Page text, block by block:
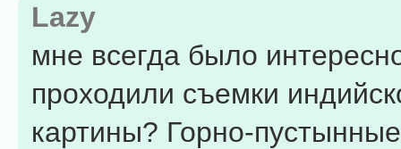
Lazy
мне всегда было
проходили съемки
картины? Горно-пустынные